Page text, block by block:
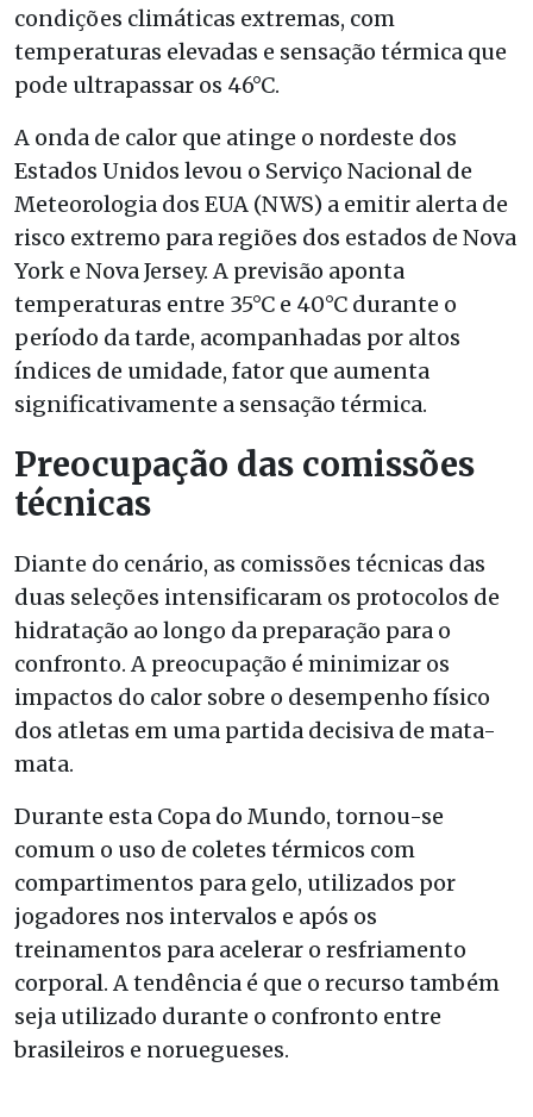
condições climáticas extremas, com
temperaturas elevadas e sensação térmica que
pode ultrapassar os 46°C.
A onda de calor que atinge o nordeste dos
Estados Unidos levou o Serviço Nacional de
Meteorologia dos EUA (NWS) a emitir alerta de
risco extremo para regiões dos estados de Nova
York e Nova Jersey. A previsão aponta
temperaturas entre 35°C e 40°C durante o
período da tarde, acompanhadas por altos
índices de umidade, fator que aumenta
significativamente a sensação térmica.
Preocupação das comissões
técnicas
Diante do cenário, as comissões técnicas das
duas seleções intensificaram os protocolos de
hidratação ao longo da preparação para o
confronto. A preocupação é minimizar os
impactos do calor sobre o desempenho físico
dos atletas em uma partida decisiva de mata-
mata.
Durante esta Copa do Mundo, tornou-se
comum o uso de coletes térmicos com
compartimentos para gelo, utilizados por
jogadores nos intervalos e após os
treinamentos para acelerar o resfriamento
corporal. A tendência é que o recurso também
seja utilizado durante o confronto entre
brasileiros e noruegueses.